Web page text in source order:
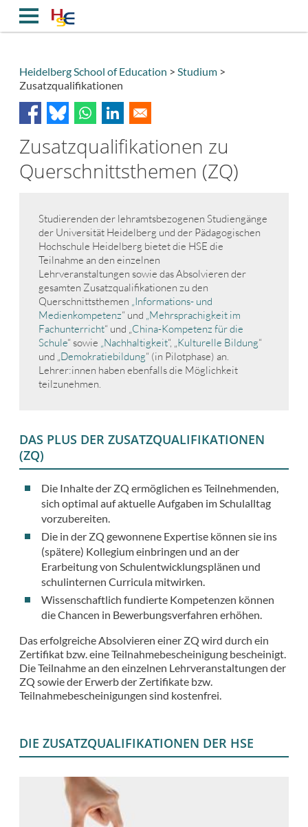
Inhalt
Breadcrumb
Heidelberg School of Education
Studium
Zusatzqualifikationen
Zusatzqualifikationen zu
Querschnittsthemen (ZQ)
Studierenden der lehramtsbezogenen Studiengänge
der Universität Heidelberg und der Pädagogischen
Hochschule Heidelberg bietet die HSE die
Teilnahme an den einzelnen
Lehrveranstaltungen sowie das Absolvieren der
gesamten Zusatzqualifikationen zu den
Querschnittsthemen „Informations- und
Medienkompetenz“ und „Mehrsprachigkeit im
Fachunterricht“ und „ China-Kompetenz für die
Schule“ sowie „Nachhaltigkeit“, „ Kulturelle Bildung“
und „ Demokratiebildung“ (in Pilotphase) an.
Lehrer:innen haben ebenfalls die Möglichkeit
teilzunehmen.
DAS PLUS DER ZUSATZQUALIFIKATIONEN
(ZQ)
Die Inhalte der ZQ ermöglichen es Teilnehmenden,
sich optimal auf aktuelle Aufgaben im Schulalltag
vorzubereiten.
Die in der ZQ gewonnene Expertise können sie ins
(spätere) Kollegium einbringen und an der
Erarbeitung von Schulentwicklungsplänen und
schulinternen Curricula mitwirken.
Wissenschaftlich fundierte Kompetenzen können
die Chancen in Bewerbungsverfahren erhöhen.
Das erfolgreiche Absolvieren einer ZQ wird durch ein
Zertifikat bzw. eine Teilnahmebescheinigung bescheinigt.
Die Teilnahme an den einzelnen Lehrveranstaltungen der
ZQ sowie der Erwerb der Zertifikate bzw.
Teilnahmebescheinigungen sind kostenfrei.
DIE ZUSATZQUALIFIKATIONEN DER HSE